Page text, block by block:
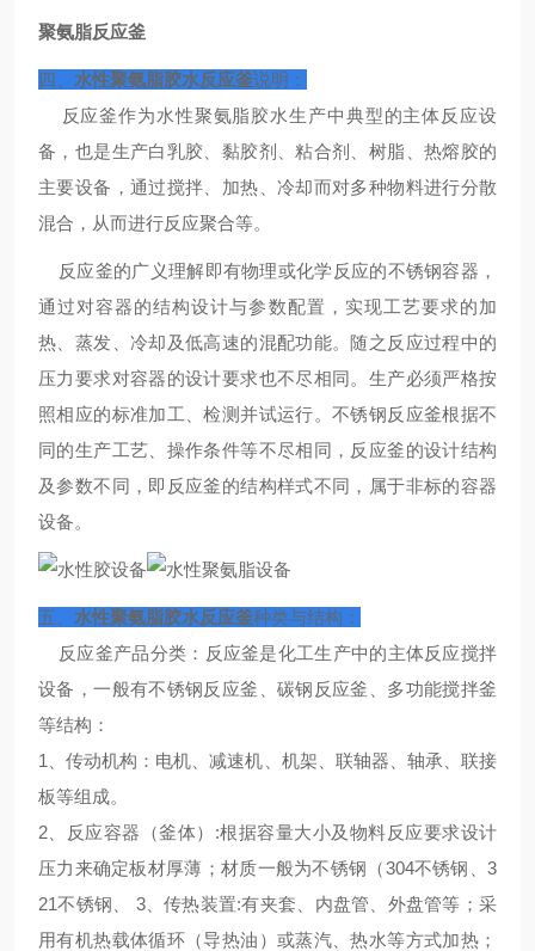
聚氨脂反应釜
四、 水性聚氨脂胶水反应釜说明：
反应釜作为水性聚氨脂胶水生产中典型的主体反应设
备，也是生产白乳胶、黏胶剂、粘合剂、树脂、热熔胶的
主要设备，通过搅拌、加热、冷却而对多种物料进行分散
混合，从而进行反应聚合等。
反应釜的广义理解即有物理或化学反应的不锈钢容器，
通过对容器的结构设计与参数配置，实现工艺要求的加
热、蒸发、冷却及低高速的混配功能。随之反应过程中的
压力要求对容器的设计要求也不尽相同。生产必须严格按
照相应的标准加工、检测并试运行。不锈钢反应釜根据不
同的生产工艺、操作条件等不尽相同，反应釜的设计结构
及参数不同，即反应釜的结构样式不同，属于非标的容器
设备。
五、 水性聚氨脂胶水反应釜种类与结构：
反应釜产品分类：反应釜是化工生产中的主体反应搅拌
设备，一般有不锈钢反应釜、碳钢反应釜、多功能搅拌釜
等结构：
1、传动机构：电机、减速机、机架、联轴器、轴承、联接
板等组成。
2、反应容器（釜体）:根据容量大小及物料反应要求设计
压力来确定板材厚薄；材质一般为不锈钢（304不锈钢、3
21不锈钢、 3、传热装置:有夹套、内盘管、外盘管等；采
用有机热载体循环（导热油）或蒸汽、热水等方式加热；